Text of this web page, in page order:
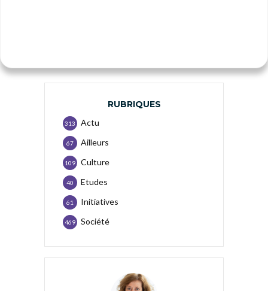
RUBRIQUES
Actu
313
Ailleurs
67
Culture
109
Etudes
40
Initiatives
61
Société
469